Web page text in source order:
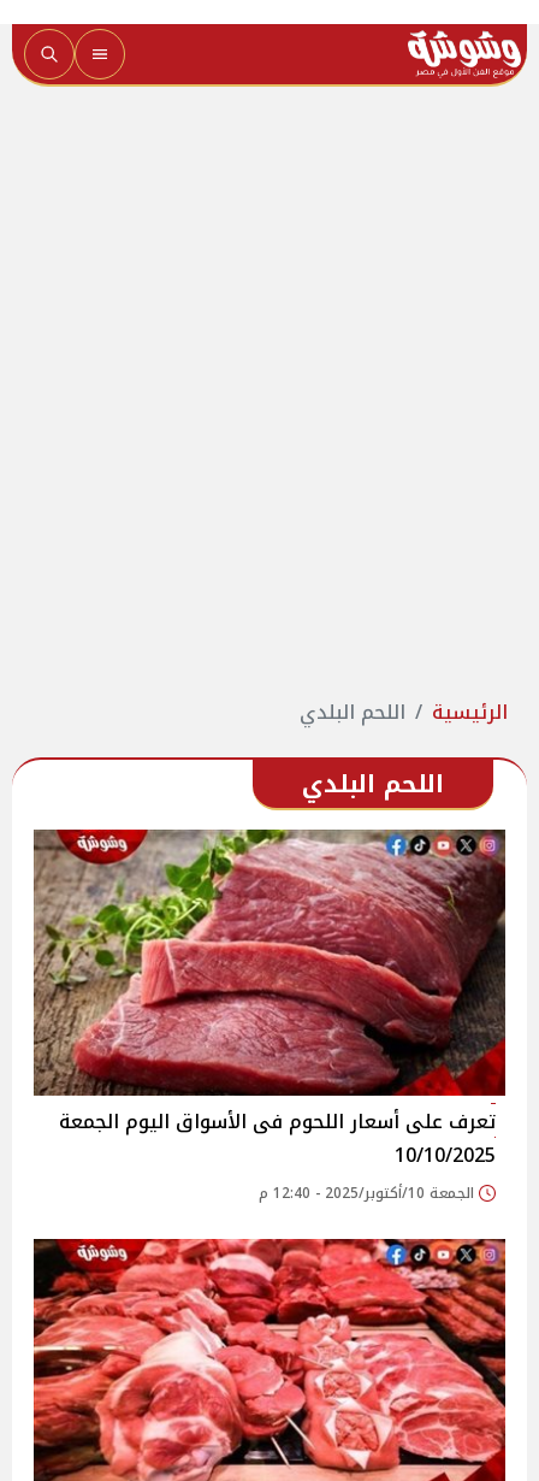
الرئيسية اللحم البلدي
اللحم البلدي
تعرف على أسعار اللحوم فى الأسواق‎‎ اليوم الجمعة
10/10/2025
الجمعة 10/أكتوبر/2025 - 12:40 م